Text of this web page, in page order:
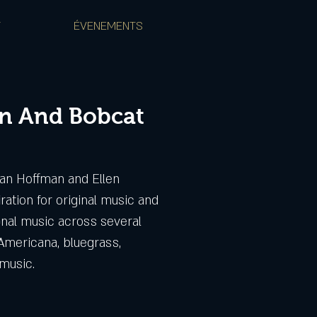
ÉVENEMENTS
And Bobcat
Hoffman and Ellen
for original music and
music across several
bluegrass,